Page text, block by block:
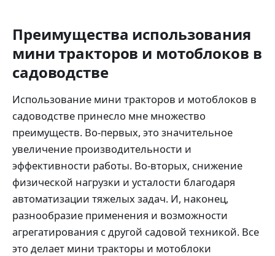
Преимущества использования
мини тракторов и мотоблоков в
садоводстве
Использование мини тракторов и мотоблоков в
садоводстве принесло мне множество
преимуществ. Во-первых, это значительное
увеличение производительности и
эффективности работы. Во-вторых, снижение
физической нагрузки и усталости благодаря
автоматизации тяжелых задач. И, наконец,
разнообразие применения и возможности
агрегатирования с другой садовой техникой. Все
это делает мини тракторы и мотоблоки